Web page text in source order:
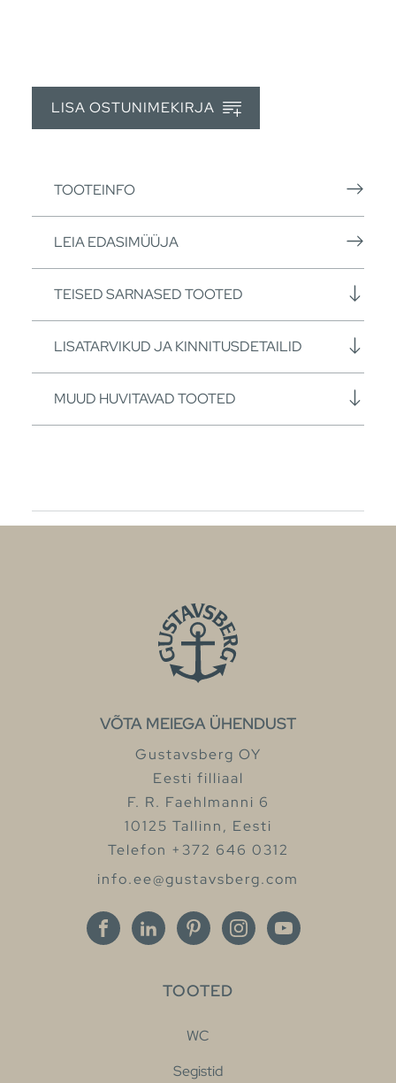
LISA OSTUNIMEKIRJA
TOOTEINFO
LEIA EDASIMÜÜJA
TEISED SARNASED TOOTED
LISATARVIKUD JA KINNITUSDETAILID
MUUD HUVITAVAD TOOTED
VÕTA MEIEGA ÜHENDUST
Gustavsberg OY
Eesti filliaal
F. R. Faehlmanni 6
10125 Tallinn, Eesti
Telefon +372 646 0312
info.ee@gustavsberg.com
TOOTED
WC
Segistid